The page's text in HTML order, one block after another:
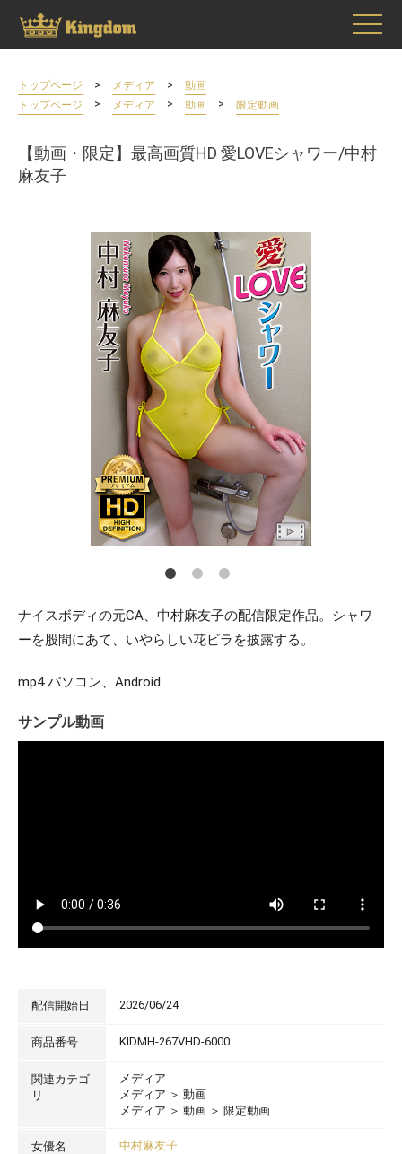
トップページ > メディア >
動画
トップページ
> メディア > 動画 > 限定動画
【動画・限定】最高画質HD 愛LOVEシャワー/中村
麻友子
ナイスボディの元CA、中村麻友子の配信限定作品。シャワ
ーを股間にあて、いやらしい花ビラを披露する。
mp4 パソコン、Android
サンプル動画
配信開始日 2026/06/24
商品番号 KIDMH-267VHD-6000
関連カテゴ
リ
メディア
メディア ＞ 動画
メディア ＞ 動画 ＞ 限定動画
女優名 中村麻友子